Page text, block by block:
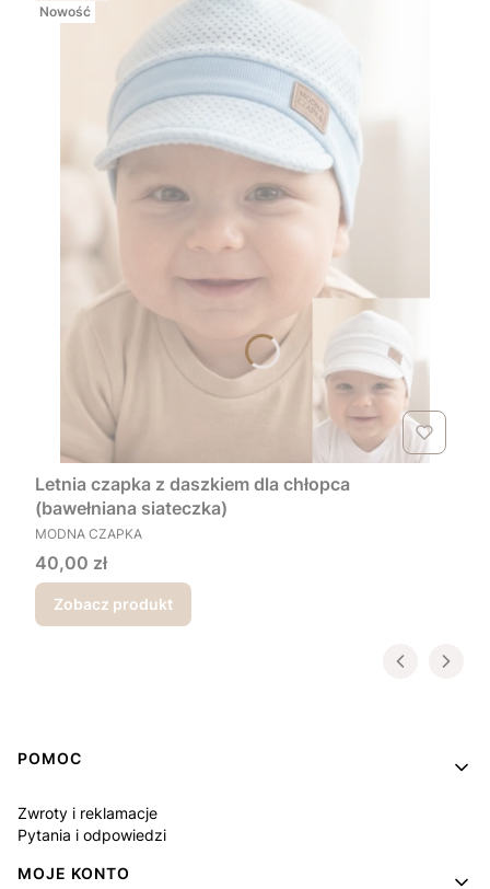
Nowość
Letnia czapka z daszkiem dla chłopca
(bawełniana siateczka)
PRODUCENT
MODNA CZAPKA
Cena
40,00 zł
Zobacz produkt
Linki w stopce
POMOC
Zwroty i reklamacje
Pytania i odpowiedzi
MOJE KONTO